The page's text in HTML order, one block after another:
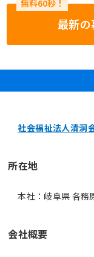
最新
社会福祉法人清洞
所在地
本社：岐阜県 各
会社概要